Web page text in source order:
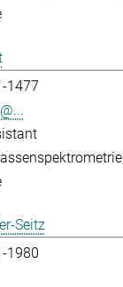
1477
Seitz
1980